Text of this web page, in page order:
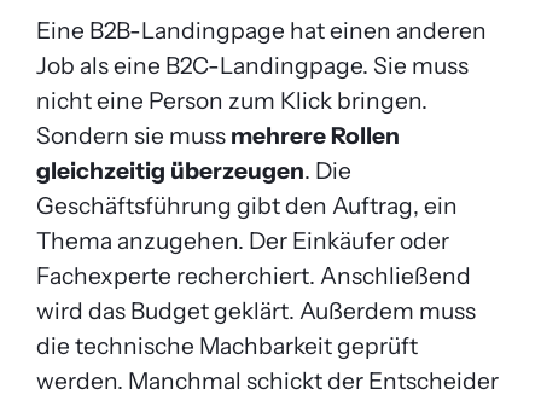
Eine B2B-Landingpage hat einen anderen
Job als eine B2C-Landingpage. Sie muss
nicht eine Person zum Klick bringen.
Sondern sie muss mehrere Rollen
gleichzeitig überzeugen. Die
Geschäftsführung gibt den Auftrag, ein
Thema anzugehen. Der Einkäufer oder
Fachexperte recherchiert. Anschließend
wird das Budget geklärt. Außerdem muss
die technische Machbarkeit geprüft
werden. Manchmal schickt der Entscheider